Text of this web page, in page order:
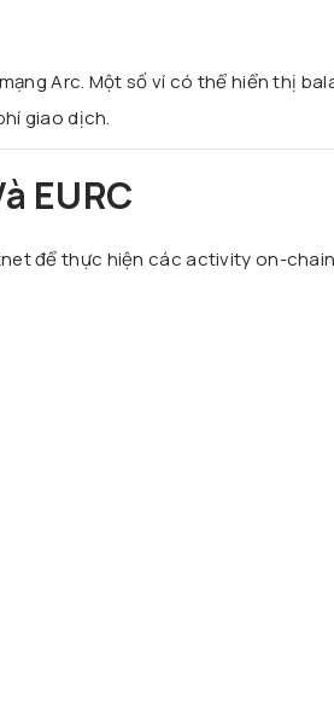
Arc. Một số ví có thể hiển thị
giao dịch.
EURC
để thực hiện các activity on-